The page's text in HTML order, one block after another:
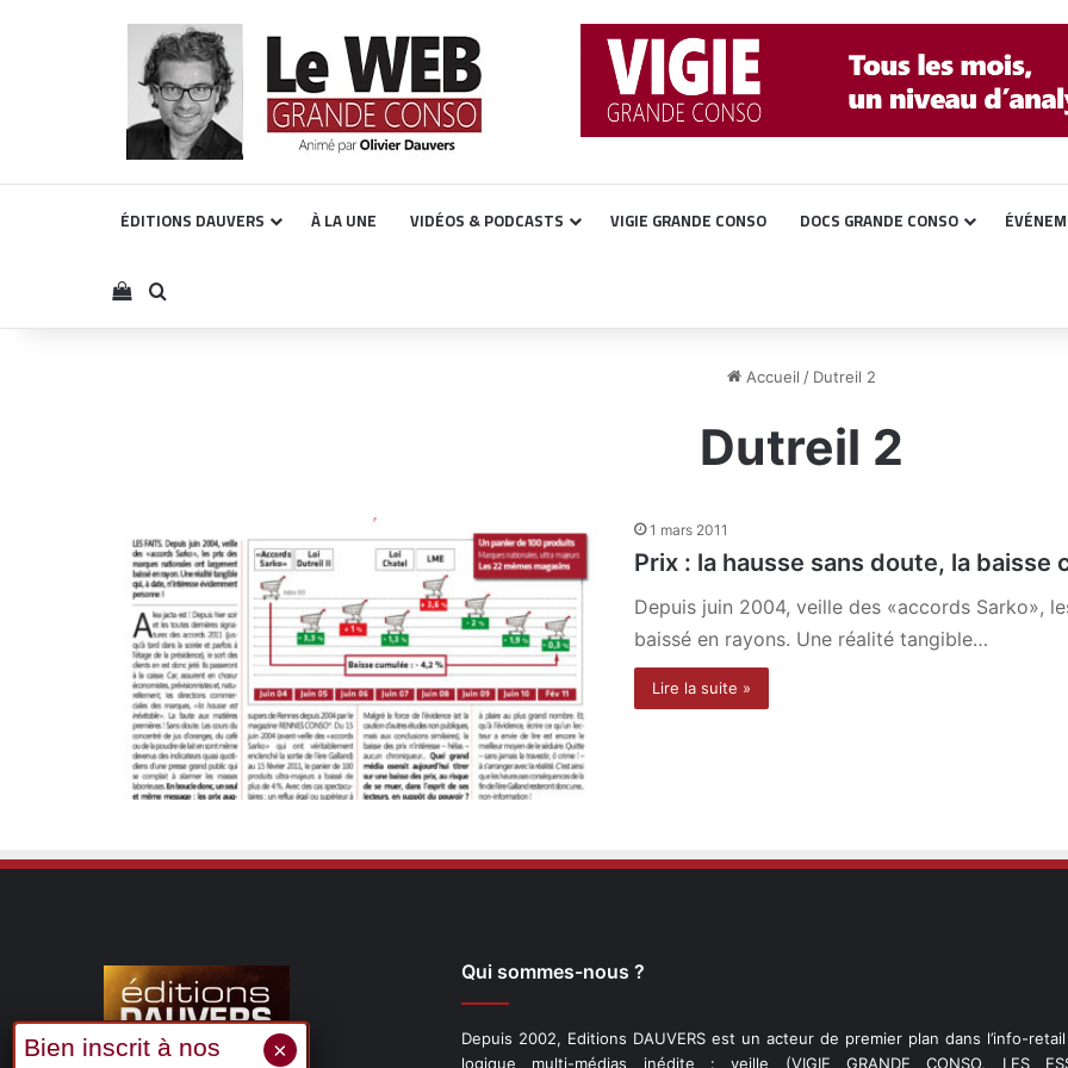
ÉDITIONS DAUVERS À LA UNE VIDÉOS & PODCASTS VIGIE GRANDE CONSO DOCS GRANDE CONSO
Voir votre panier
Rechercher
Accueil / Dutreil 2
Dutreil 2
1 mars 2011
Prix : la hausse sans doute, la baisse
Depuis juin 2004, veille des «accords Sarko»,
baissé en rayons. Une réalité tangible…
Lire la suite »
Qui sommes-nous ?
Depuis 2002, Editions DAUVERS est un acteur de premier plan dans l’info-
logique multi-médias inédite : veille (VIGIE GRANDE CONSO, LES